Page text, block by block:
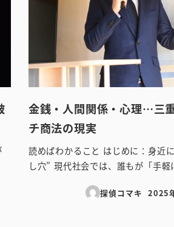
金銭・人間関係・心理…三
チ商法の現実
読めばわかること はじめに：身近
し穴” 現代社会では、誰もが「手
探偵コマキ
投稿日
2025